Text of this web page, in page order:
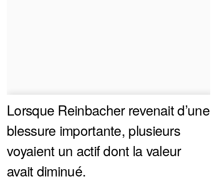
Lorsque Reinbacher revenait d’une
blessure importante, plusieurs
voyaient un actif dont la valeur
avait diminué.